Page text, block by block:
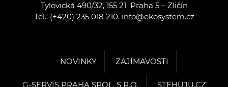
Tylovická 490/32, 155 21 Praha 5 – Zličín
Tel.: (+420) 235 018 210, info@ekosystem.cz
NOVINKY ZAJÍMAVOSTI
G-SERVIS PRAHA SPOL. S R.O. STEHUJU.CZ